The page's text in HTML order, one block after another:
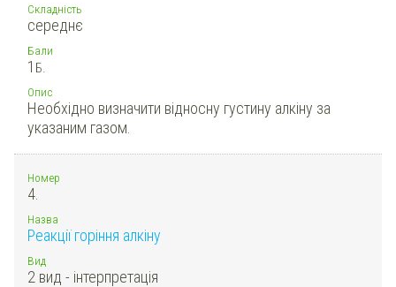
Складність
середнє
Бали
1 Б.
Опис
Необхідно визначити відносну густину алкіну за
указаним газом.
Номер
4.
Назва
Реакції горіння алкіну
Вид
2 вид - інтерпретація